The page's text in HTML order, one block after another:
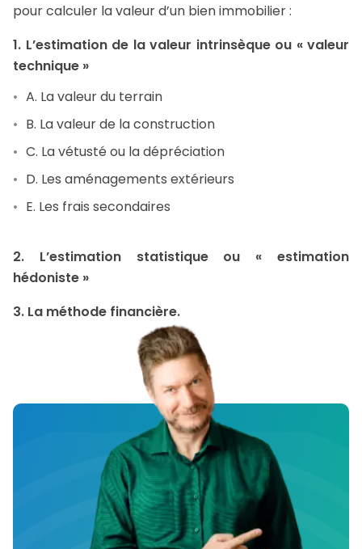
pour calculer la valeur d’un bien immobilier :
1. L’estimation de la valeur intrinsèque ou « valeur
technique »
A. La valeur du terrain
B. La valeur de la construction
C. La vétusté ou la dépréciation
D. Les aménagements extérieurs
E. Les frais secondaires
2. L’estimation statistique ou « estimation
hédoniste »
3. La méthode financière.